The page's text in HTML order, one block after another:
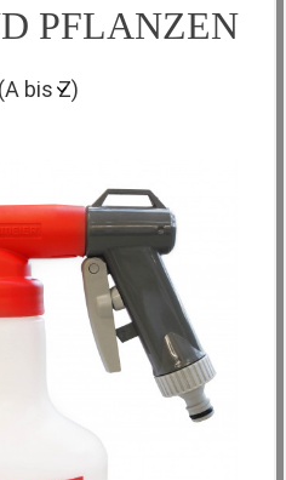
PFLANZEN
bis Z)